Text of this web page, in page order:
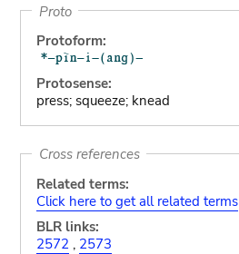
Proto
Protoform:
Protosense:
press; squeeze; knead
Cross references
Related terms:
Click here to get all related terms
BLR links:
2572 , 2573